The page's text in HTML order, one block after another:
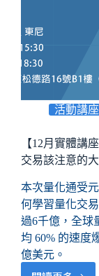
活動講座
【12月實體講
交易該注意的
本次量化通受
何學習量化交
過6千億，全球
均 60% 的速度
億美元。